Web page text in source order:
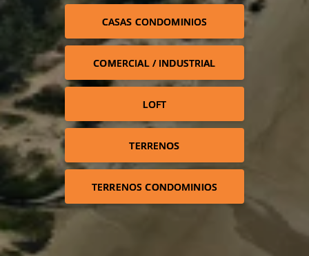
CASAS CONDOMINIOS
COMERCIAL / INDUSTRIAL
LOFT
TERRENOS
TERRENOS CONDOMINIOS